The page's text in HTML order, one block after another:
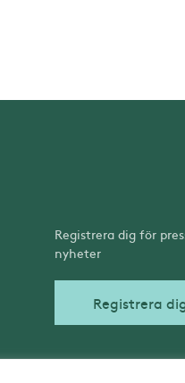
Registrera dig för
nyheter
Registrera